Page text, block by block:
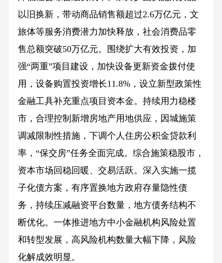
以旧换新，带动商品销售额超过2.6万亿元，文
旅体等服务消费潜力加快释放，社会消费品零
售总额突破50万亿元。围绕扩大有效投资，加
强“两重”项目建设，加快设备更新资金拨付使
用，设备购置投资增长11.8%，设立新型政策性
金融工具补充重点项目资本金。持续用力稳楼
市，合理控制新增房地产用地供应，因城施策
调减限制性措施，下调个人住房公积金贷款利
率，“保交房”任务全面完成。综合施策稳股市，
资本市场回稳回暖、交易活跃。深入实施一揽
子化债方案，有序置换地方政府存量隐性债
务，持续压减融资平台数量，地方债务结构不
断优化。一体推进地方中小金融机构风险处置
和转型发展，高风险机构数量大幅下降，风险
化解成效明显。